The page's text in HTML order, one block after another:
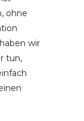
ohne
wir
tun,